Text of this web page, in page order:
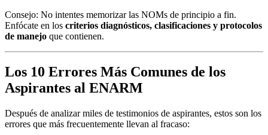
Consejo: No intentes memorizar las NOMs de principio a fin.
Enfócate en los criterios diagnósticos, clasificaciones y protocolos
de manejo que contienen.
Los 10 Errores Más Comunes de los
Aspirantes al ENARM
Después de analizar miles de testimonios de aspirantes, estos son los
errores que más frecuentemente llevan al fracaso: